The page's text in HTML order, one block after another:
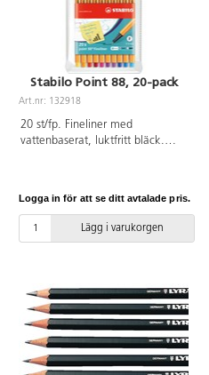
Stabilo Point 88, 20-pack
Art.nr: 132918
20 st/fp. Fineliner med
vattenbaserat, luktfritt bläck.
off"-tid, ventilerad kork. 20 olika
färger. Spetsbredd 0,4 mm.
Logga in för att se ditt avtalade pris.
Lägg i varukorgen